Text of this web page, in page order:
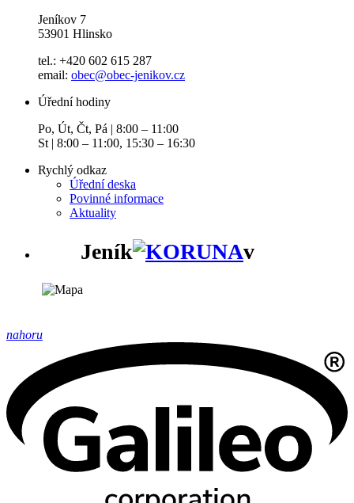
Jeníkov 7
53901 Hlinsko
tel.: +420 602 615 287
email: obec@obec-jenikov.cz
Úřední hodiny
Po, Út, Čt, Pá | 8:00 – 11:00
St | 8:00 – 11:00, 15:30 – 16:30
Rychlý odkaz
Úřední deska
Povinné informace
Aktuality
Jeník v
nahoru